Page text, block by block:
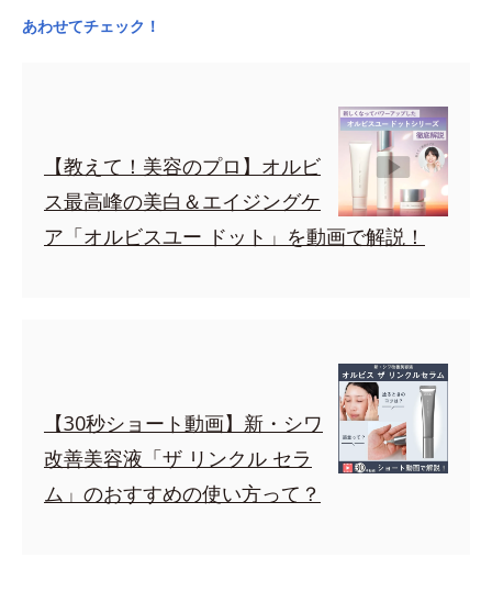
あわせてチェック！
【教えて！美容のプロ】オルビ
ス最高峰の美白＆エイジングケ
ア「オルビスユー ドット」を動画で解説！
【30秒ショート動画】新・シワ
改善美容液「ザ リンクル セラ
ム」のおすすめの使い方って？